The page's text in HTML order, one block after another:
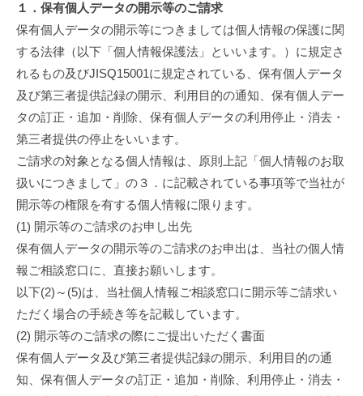
１．保有個人データの開示等のご請求
保有個人データの開示等につきましては個人情報の保護に関
する法律（以下「個人情報保護法」といいます。）に規定さ
れるもの及びJISQ15001に規定されている、保有個人データ
及び第三者提供記録の開示、利用目的の通知、保有個人デー
タの訂正・追加・削除、保有個人データの利用停止・消去・
第三者提供の停止をいいます。
ご請求の対象となる個人情報は、原則上記「個人情報のお取
扱いにつきまして」の３．に記載されている事項等で当社が
開示等の権限を有する個人情報に限ります。
(1) 開示等のご請求のお申し出先
保有個人データの開示等のご請求のお申出は、当社の個人情
報ご相談窓口に、直接お願いします。
以下(2)～(5)は、当社個人情報ご相談窓口に開示等ご請求い
ただく場合の手続き等を記載しています。
(2) 開示等のご請求の際にご提出いただく書面
保有個人データ及び第三者提供記録の開示、利用目的の通
知、保有個人データの訂正・追加・削除、利用停止・消去・